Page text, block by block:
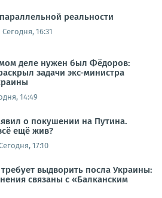
реальности
Сегодня, 16:31
деле нужен был Фёдоров:
задачи экс-министра
14:49
о покушении на Путина.
ещё жив?
17:10
выдворить посла Украины:
связаны с «Балканским